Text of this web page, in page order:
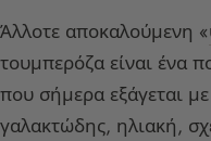
Άλλοτε αποκαλούμενη «
τουμπερόζα είναι ένα
που σήμερα εξάγεται
γαλακτώδης, ηλιακή,